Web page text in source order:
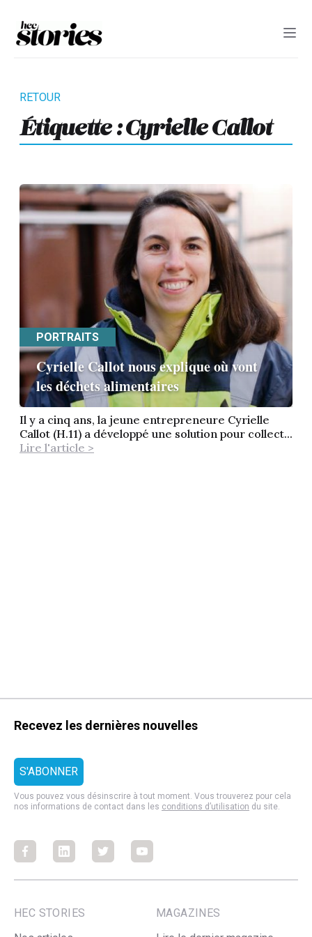
Étiquette : Cyrielle Callot
PORTRAITS
Cyrielle Callot nous explique où vont
les déchets alimentaires
Il y a cinq ans, la jeune entrepreneure Cyrielle
Callot (H.11) a développé une solution pour collect...
Lire l'article >
Recevez les dernières nouvelles
Vous pouvez vous désinscrire à tout moment. Vous trouverez pour cela
nos informations de contact dans les conditions d’utilisation du site.
FacebookFacebookFacebookFacebook
HEC STORIES
MAGAZINES